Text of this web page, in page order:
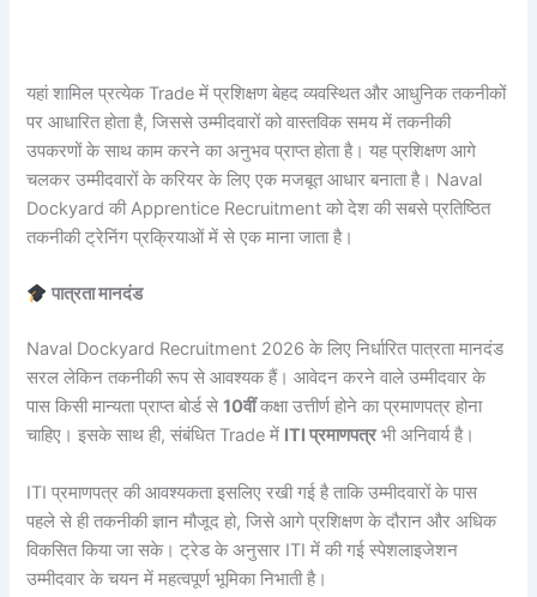
यहां शामिल प्रत्येक Trade में प्रशिक्षण बेहद व्यवस्थित और आधुनिक तकनीकों
पर आधारित होता है, जिससे उम्मीदवारों को वास्तविक समय में तकनीकी
उपकरणों के साथ काम करने का अनुभव प्राप्त होता है। यह प्रशिक्षण आगे
चलकर उम्मीदवारों के करियर के लिए एक मजबूत आधार बनाता है। Naval
Dockyard की Apprentice Recruitment को देश की सबसे प्रतिष्ठित
तकनीकी ट्रेनिंग प्रक्रियाओं में से एक माना जाता है।
पात्रता मानदंड
Naval Dockyard Recruitment 2026 के लिए निर्धारित पात्रता मानदंड
सरल लेकिन तकनीकी रूप से आवश्यक हैं। आवेदन करने वाले उम्मीदवार के
पास किसी मान्यता प्राप्त बोर्ड से10वींकक्षा उत्तीर्ण होने का प्रमाणपत्र होना
चाहिए। इसके साथ ही, संबंधित Trade में ITI प्रमाणपत्रभी अनिवार्य है।
ITI प्रमाणपत्र की आवश्यकता इसलिए रखी गई है ताकि उम्मीदवारों के पास
पहले से ही तकनीकी ज्ञान मौजूद हो, जिसे आगे प्रशिक्षण के दौरान और अधिक
विकसित किया जा सके। ट्रेड के अनुसार ITI में की गई स्पेशलाइजेशन
उम्मीदवार के चयन में महत्वपूर्ण भूमिका निभाती है।